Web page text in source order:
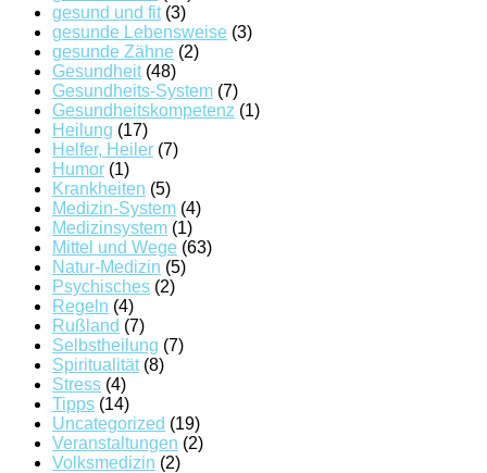
gesund und fit(3)
gesunde Lebensweise (3)
gesunde Zähne (2)
Gesundheit(48)
Gesundheits-System (7)
Gesundheitskompetenz (1)
Heilung (17)
Helfer, Heiler (7)
Humor (1)
Krankheiten (5)
Medizin-System (4)
Medizinsystem (1)
Mittel und Wege (63)
Natur-Medizin (5)
Psychisches (2)
Regeln (4)
Rußland (7)
Selbstheilung (7)
Spiritualität(8)
Stress (4)
Tipps (14)
Uncategorized (19)
Veranstaltungen (2)
Volksmedizin (2)